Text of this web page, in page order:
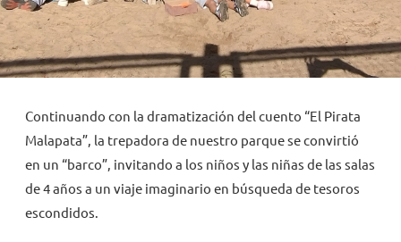
NOVEDADES
TRABAJAR AQUÍ
INTRANET
Continuando con la dramatización del cuento “El Pirata
Malapata”, la trepadora de nuestro parque se convirtió
en un “barco”, invitando a los niños y las niñas de las salas
de 4 años a un viaje imaginario en búsqueda de tesoros
escondidos.